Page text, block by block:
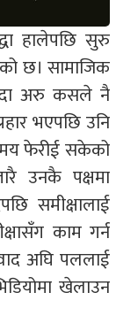
हालेपछि सुरु
छ। सामाजिक
अरु कसले नै
भएपछि उनि
फेरीई सकेको
उनकै पक्षमा
समीक्षालाई
काम गर्न
अघि पललाई
खेलाउन